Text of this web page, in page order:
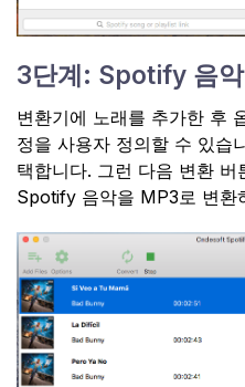
3단계: Spotify 음
변환기에 노래를 추가한 후
정을 사용자 정의할 수 있습
택합니다. 그런 다음 변환
Spotify 음악을 MP3로 변환